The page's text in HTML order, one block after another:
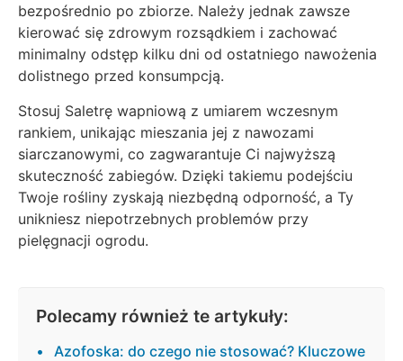
bezpośrednio po zbiorze. Należy jednak zawsze
kierować się zdrowym rozsądkiem i zachować
minimalny odstęp kilku dni od ostatniego nawożenia
dolistnego przed konsumpcją.
Stosuj Saletrę wapniową z umiarem wczesnym
rankiem, unikając mieszania jej z nawozami
siarczanowymi, co zagwarantuje Ci najwyższą
skuteczność zabiegów. Dzięki takiemu podejściu
Twoje rośliny zyskają niezbędną odporność, a Ty
unikniesz niepotrzebnych problemów przy
pielęgnacji ogrodu.
Polecamy również te artykuły:
Azofoska: do czego nie stosować? Kluczowe